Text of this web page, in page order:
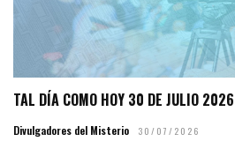
TAL DÍA COMO HOY 30 DE JULIO 2026
Divulgadores del Misterio 30/07/2026